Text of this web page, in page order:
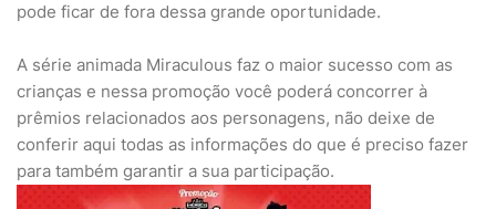
pode ficar de fora dessa grande oportunidade.
A série animada Miraculous faz o maior sucesso com as
crianças e nessa promoção você poderá concorrer à
prêmios relacionados aos personagens, não deixe de
conferir aqui todas as informações do que é preciso fazer
para também garantir a sua participação.